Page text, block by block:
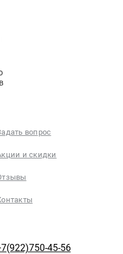
вопрос
и скидки
45-56